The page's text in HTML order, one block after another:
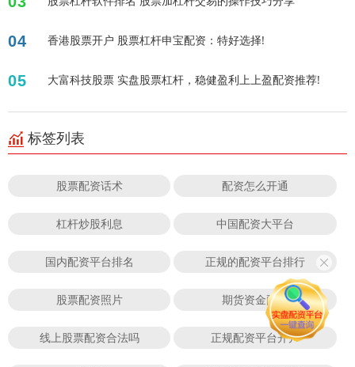
04 香港股票开户 股票杠杆申宝配资：特好选择!
05 大富科技股票 实盘股票杠杆，稳健盈利上上盈配资推荐!
标签列表
股票配资话术 配资怎么开通
杠杆炒股利息 中国配资大平台
国内配资平台排名 正规的配资平台排行
股票配资照片 期货资金配资
线上股票配资合法吗 正规配资平台开户